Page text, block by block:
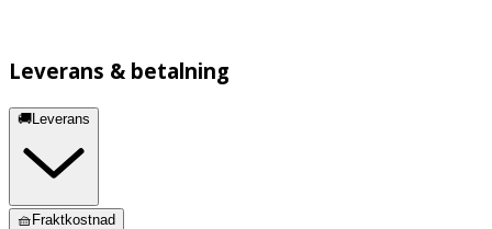
Leverans & betalning
🚚Leverans
🧺Fraktkostnad